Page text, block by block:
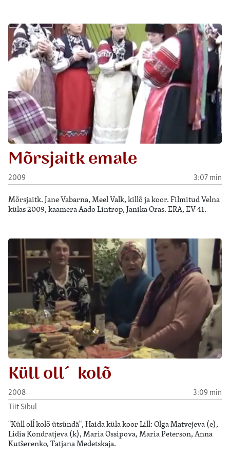
Mõrsjaitk emale
2009 3:07 min
Mõrsjaitk. Jane Vabarna, Meel Valk, killõ ja koor. Filmitud Velna
külas 2009, kaamera Aado Lintrop, Janika Oras. ERA, EV 41.
Küll oll´ kolõ
2008
3:09 min
Tiit Sibul
"Küll olĺ kolõ ütsündä", Haida küla koor Lill: Olga Matvejeva (e),
Lidia Kondratjeva (k), Maria Ossipova, Maria Peterson, Anna
Kutšerenko, Tatjana Medetskaja.